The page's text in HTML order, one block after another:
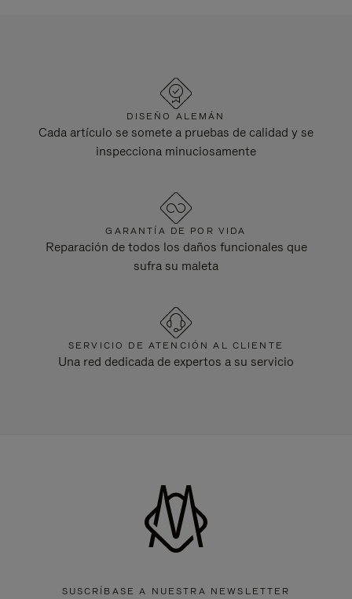
DISEÑO ALEMÁN
Cada artículo se somete a pruebas de calidad y se
inspecciona minuciosamente
GARANTÍA DE POR VIDA
Reparación de todos los daños funcionales que
sufra su maleta
SERVICIO DE ATENCIÓN AL CLIENTE
Una red dedicada de expertos a su servicio
SUSCRÍBASE A NUESTRA NEWSLETTER